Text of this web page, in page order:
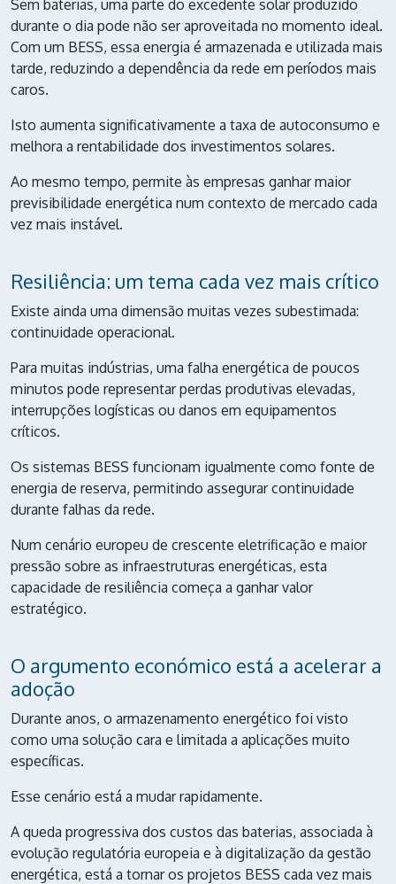
Sem baterias, uma parte do excedente solar produzido
durante o dia pode não ser aproveitada no momento ideal.
Com um BESS, essa energia é armazenada e utilizada mais
tarde, reduzindo a dependência da rede em períodos mais
caros.
Isto aumenta significativamente a taxa de autoconsumo e
melhora a rentabilidade dos investimentos solares.
Ao mesmo tempo, permite às empresas ganhar maior
previsibilidade energética num contexto de mercado cada
vez mais instável.
Resiliência: um tema cada vez mais crítico
Existe ainda uma dimensão muitas vezes subestimada:
continuidade operacional.
Para muitas indústrias, uma falha energética de poucos
minutos pode representar perdas produtivas elevadas,
interrupções logísticas ou danos em equipamentos
críticos.
Os sistemas BESS funcionam igualmente como fonte de
energia de reserva, permitindo assegurar continuidade
durante falhas da rede.
Num cenário europeu de crescente eletrificação e maior
pressão sobre as infraestruturas energéticas, esta
capacidade de resiliência começa a ganhar valor
estratégico.
O argumento económico está a acelerar a
adoção
Durante anos, o armazenamento energético foi visto
como uma solução cara e limitada a aplicações muito
específicas.
Esse cenário está a mudar rapidamente.
A queda progressiva dos custos das baterias, associada à
evolução regulatória europeia e à digitalização da gestão
energética, está a tornar os projetos BESS cada vez mais